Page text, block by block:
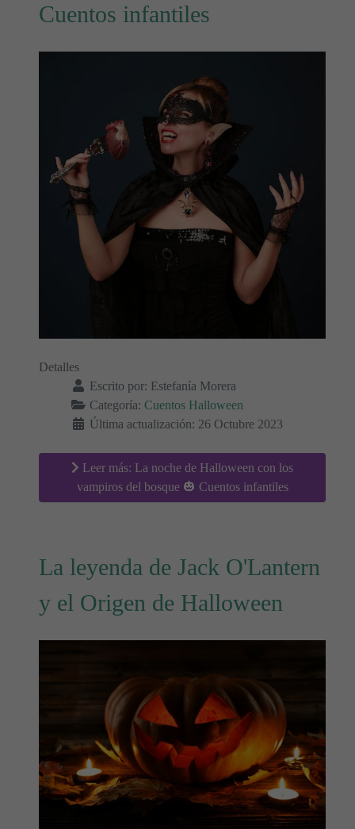
Cuentos infantiles
Detalles
Escrito por: Estefanía Morera
Categoría: Cuentos Halloween
Última actualización: 26 Octubre 2023
Leer más: La noche de Halloween con los
vampiros del bosque 🎃 Cuentos infantiles
La leyenda de Jack O'Lantern
y el Origen de Halloween